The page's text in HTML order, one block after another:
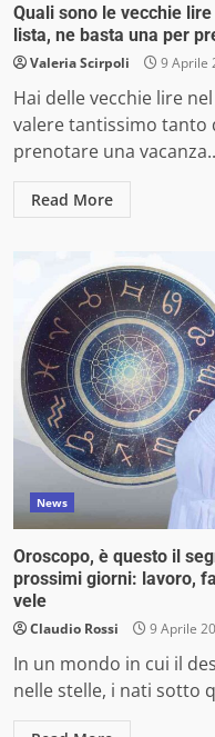
Quali sono le vecchie
lista, ne basta una per
Valeria Scirpoli 9 Aprile
Hai delle vecchie lire
valere tantissimo
prenotare una
Read More
News
Oroscopo, è questo il
prossimi giorni: lavoro,
vele
Claudio Rossi 9 Aprile
In un mondo in cui il
nelle stelle, i nati sotto